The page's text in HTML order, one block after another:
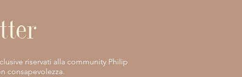
riservati alla community Philip
consapevolezza.